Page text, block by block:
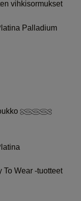
vihkisormukset
Palladium
To Wear -tuotteet